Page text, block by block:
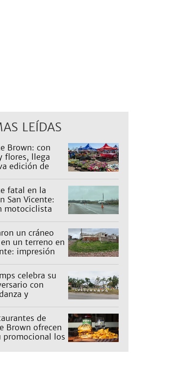
LEÍDAS
Brown: con
flores, llega
edición de
fatal en la
San Vicente:
motociclista
un cráneo
un terreno en
impresión
celebra su
con
y
de
Brown ofrecen
promocional los